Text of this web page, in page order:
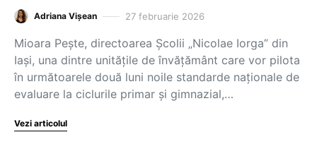
Adriana Vișean 27 februarie 2026
Mioara Pește, directoarea Școlii „Nicolae Iorga” din
Iași, una dintre unitățile de învățământ care vor pilota
în următoarele două luni noile standarde naționale de
evaluare la ciclurile primar și gimnazial,…
Vezi articolul